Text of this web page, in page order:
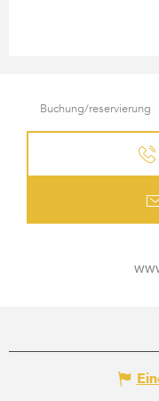
Buchung/reservierung